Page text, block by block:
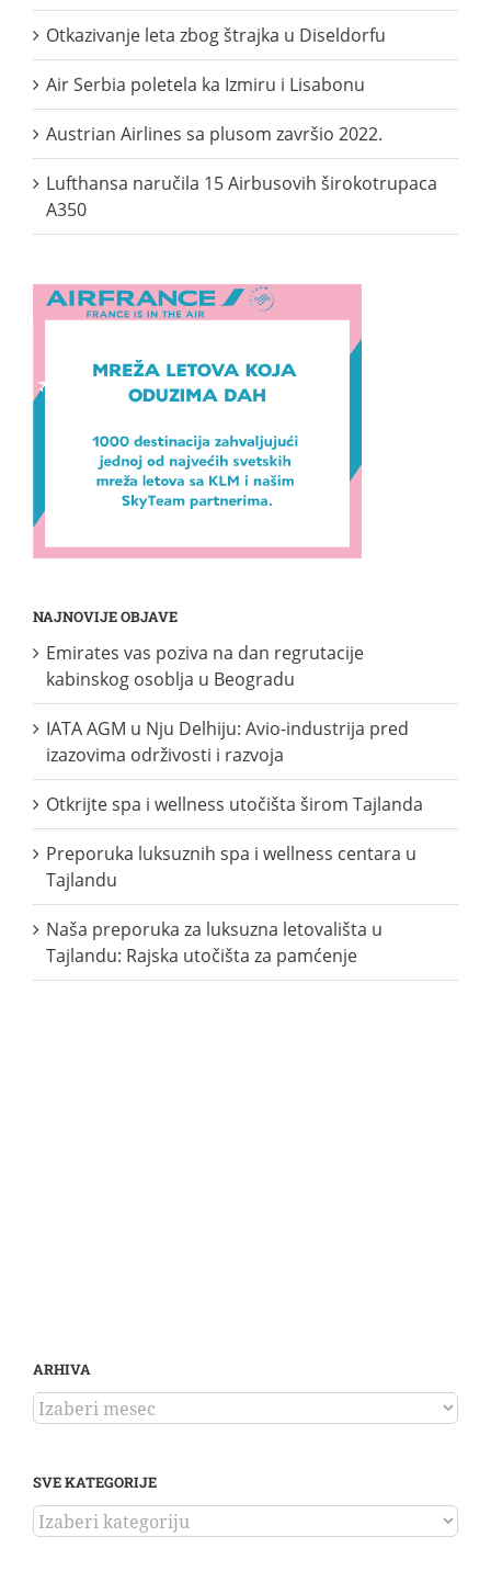
Otkazivanje leta zbog štrajka u Diseldorfu
Air Serbia poletela ka Izmiru i Lisabonu
Austrian Airlines sa plusom završio 2022.
Lufthansa naručila 15 Airbusovih širokotrupaca
A350
NAJNOVIJE OBJAVE
Emirates vas poziva na dan regrutacije
kabinskog osoblja u Beogradu
IATA AGM u Nju Delhiju: Avio-industrija pred
izazovima održivosti i razvoja
Otkrijte spa i wellness utočišta širom Tajlanda
Preporuka luksuznih spa i wellness centara u
Tajlandu
Naša preporuka za luksuzna letovališta u
Tajlandu: Rajska utočišta za pamćenje
ARHIVA
ARHIVA
SVE KATEGORIJE
SVE
KATEGORIJE